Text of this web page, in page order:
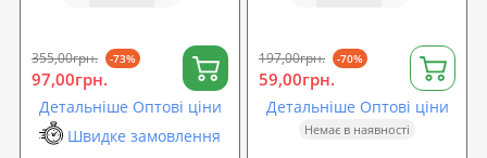
355,00грн. -73%
97,00грн.
Детальніше Оптові ціни
Швидке замовлення
197,00грн. -70%
59,00грн.
Детальніше Оптові ціни
Немає в наявності